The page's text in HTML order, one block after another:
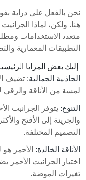
نحن بالفعل على دراية
هنا. ولكن، لماذا
متعدد الاستخدامات
التطبيقات المعمارية
إليك بعض المزايا
الجاذبية الجمالية: تضيف
لمسة من الأناقة والرقي
التنوع: يتوفر الجرانيت
والجريئة إلى الأفتح
التصميم المختلفة.
الأناقة الخالدة: الأحمر
اختيار الجرانيت الأحمر
تغيرات الموضة.